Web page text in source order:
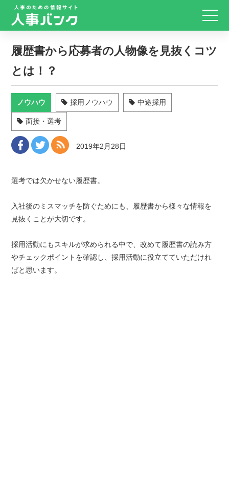
履歴書から応募者の人物像を見抜くコツ
とは！？
ノウハウ 採用ノウハウ 中途採用
面接・選考
2019年2月28日
選考では欠かせない履歴書。
入社後のミスマッチを防ぐためにも、履歴書から様々な情報を
見抜くことが大切です。
採用活動にもスキルが求められる中で、改めて履歴書の読み方
やチェックポイントを確認し、採用活動に役立てていただけれ
ばと思います。